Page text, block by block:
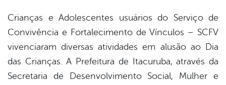
Crianças e Adolescentes usuários do Serviço de
Convivência e Fortalecimento de Vínculos – SCFV
vivenciaram diversas atividades em alusão ao Dia
das Crianças. A Prefeitura de Itacuruba, através da
Secretaria de Desenvolvimento Social, Mulher e